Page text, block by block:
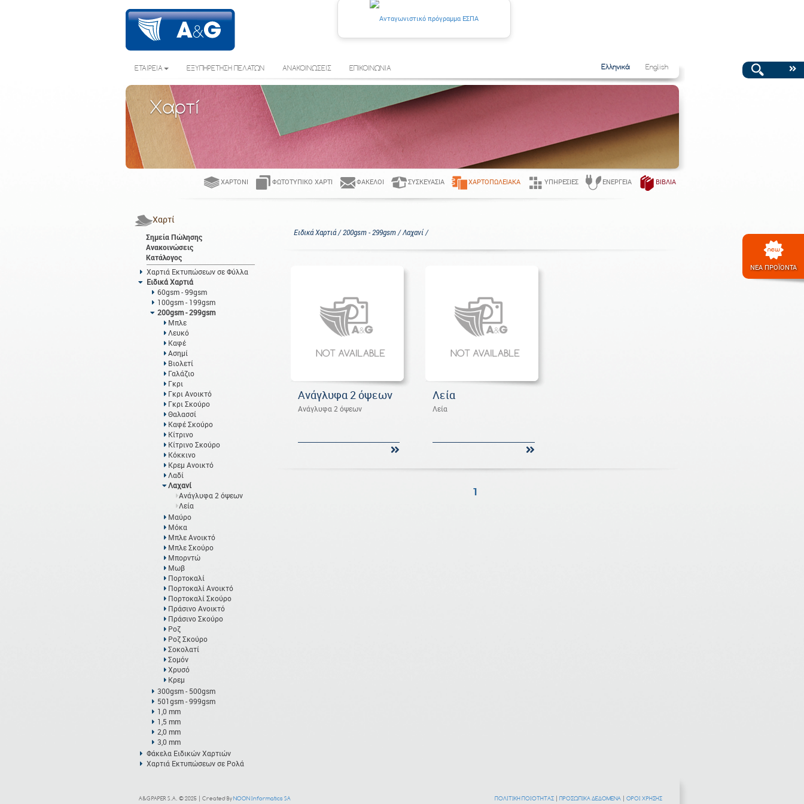
ΝΕΑ ΠΡΟΪΟΝΤΑ
ΕΤΑΙΡΕΙΑ ΕΞΥΠΗΡΕΤΗΣΗ ΠΕΛΑΤΩΝ ΑΝΑΚΟΙΝΩΣΕΙΣ ΕΠΙΚΟΙΝΩΝΙΑ Ελληνικά English
Χαρτί
ΧΑΡΤΌΝΙ ΦΩΤΟΤΥΠΙΚΌ ΧΑΡΤΊ ΦΆΚΕΛΟΙ ΣΥΣΚΕΥΑΣΊΑ ΧΑΡΤΟΠΩΛΕΙΑΚΆ ΥΠΗΡΕΣΊΕΣ ΕΝΈΡΓΕΙΑ ΒΙΒΛΊΑ
Χαρτί
Σημεία Πώλησης
Ανακοινώσεις
Κατάλογος
Χαρτιά Εκτυπώσεων σε Φύλλα
Ειδικά Χαρτιά
60gsm - 99gsm
100gsm - 199gsm
200gsm - 299gsm
Μπλε
Λευκό
Καφέ
Ασημί
Βιολετί
Γαλάζιο
Γκρι
Γκρι Ανοικτό
Γκρι Σκούρο
Θαλασσί
Καφέ Σκούρο
Κίτρινο
Κίτρινο Σκούρο
Κόκκινο
Κρεμ Ανοικτό
Λαδί
Λαχανί
Ανάγλυφα 2 όψεων
Λεία
Μαύρο
Μόκα
Μπλε Ανοικτό
Μπλε Σκούρο
Μπορντώ
Μωβ
Πορτοκαλί
Πορτοκαλί Ανοικτό
Πορτοκαλί Σκούρο
Πράσινο Ανοικτό
Πράσινο Σκούρο
Ροζ
Ροζ Σκούρο
Σοκολατί
Σομόν
Χρυσό
Κρεμ
300gsm - 500gsm
501gsm - 999gsm
1,0 mm
1,5 mm
2,0 mm
3,0 mm
Φάκελα Ειδικών Χαρτιών
Χαρτιά Εκτυπώσεων σε Ρολά
Ειδικά Χαρτιά / 200gsm - 299gsm / Λαχανί /
Ανάγλυφα 2 όψεων
Ανάγλυφα 2 όψεων
Λεία
Λεία
1
A&G PAPER S.A. © 2025 | Created ByNOON Informatics SA ΠΟΛΙΤΙΚΗ ΠΟΙΟΤΗΤΑΣ| ΠΡΟΣΩΠΙΚΑ ΔΕΔΟΜΕΝΑ| ΟΡΟΙ ΧΡΗΣΗΣ